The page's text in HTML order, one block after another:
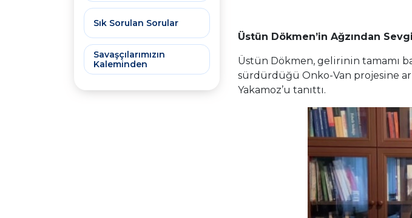
Sık Sorulan Sorular
Savaşçılarımızın
Kaleminden
Üstün Dökmen’in Ağzından
Üstün Dökmen, gelirinin tamamı
sürdürdüğü Onko-Van projesine
Yakamoz’u tanıttı.